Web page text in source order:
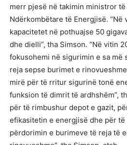
merr pjesë në takimin ministror
Ndërkombëtare të Energjisë. “Në
kapacitetet në pothuajse 50
dhe dielli”, tha Simson. “Në vitin
fokusohemi në sigurimin e sa më
reja sepse burimet e
mirë për të rritur sigurinë tonë
funksion të dimrit të ardhshëm”,
për të rimbushur depot e gazit,
efikasitetin e energjisë dhe për të
përdorimin e burimeve të reja të